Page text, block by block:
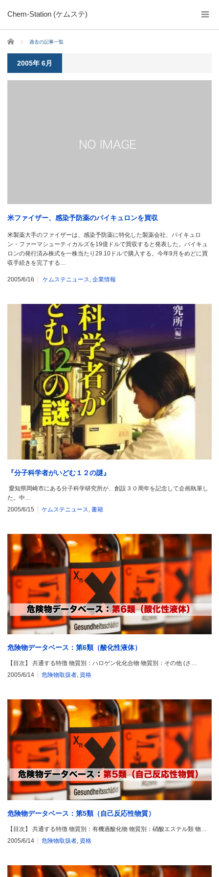
Chem-Station (ケムステ)
ホーム 過去の記事一覧
2005年 6月
米ファイザー、感染予防薬のバイキュロンを買収
米製薬大手のファイザーは、感染予防薬に特化した製薬会社、バイキュロ
ン・ファーマシューティカルズを19億ドルで買収すると発表した。バイキュ
ロンの発行済み株式を一株当たり29.10ドルで購入する。今年9月をめどに買
収手続きを完了する…
2005/6/16 ケムステニュース, 企業情報
『分子科学者がいどむ１２の謎』
愛知県岡崎市にある分子科学研究所が、創設３０周年を記念して企画執筆し
た。中…
2005/6/15
ケムステニュース, 書籍
危険物データベース：第6類（酸化性液体）
【目次】 共通する特徴 物質別：ハロゲン化化合物 物質別：その他 (さ…
2005/6/14
危険物取扱者, 資格
危険物データベース：第5類（自己反応性物質）
【目次】 共通する特徴 物質別：有機過酸化物 物質別：硝酸エステル類 物…
2005/6/14
危険物取扱者 資格